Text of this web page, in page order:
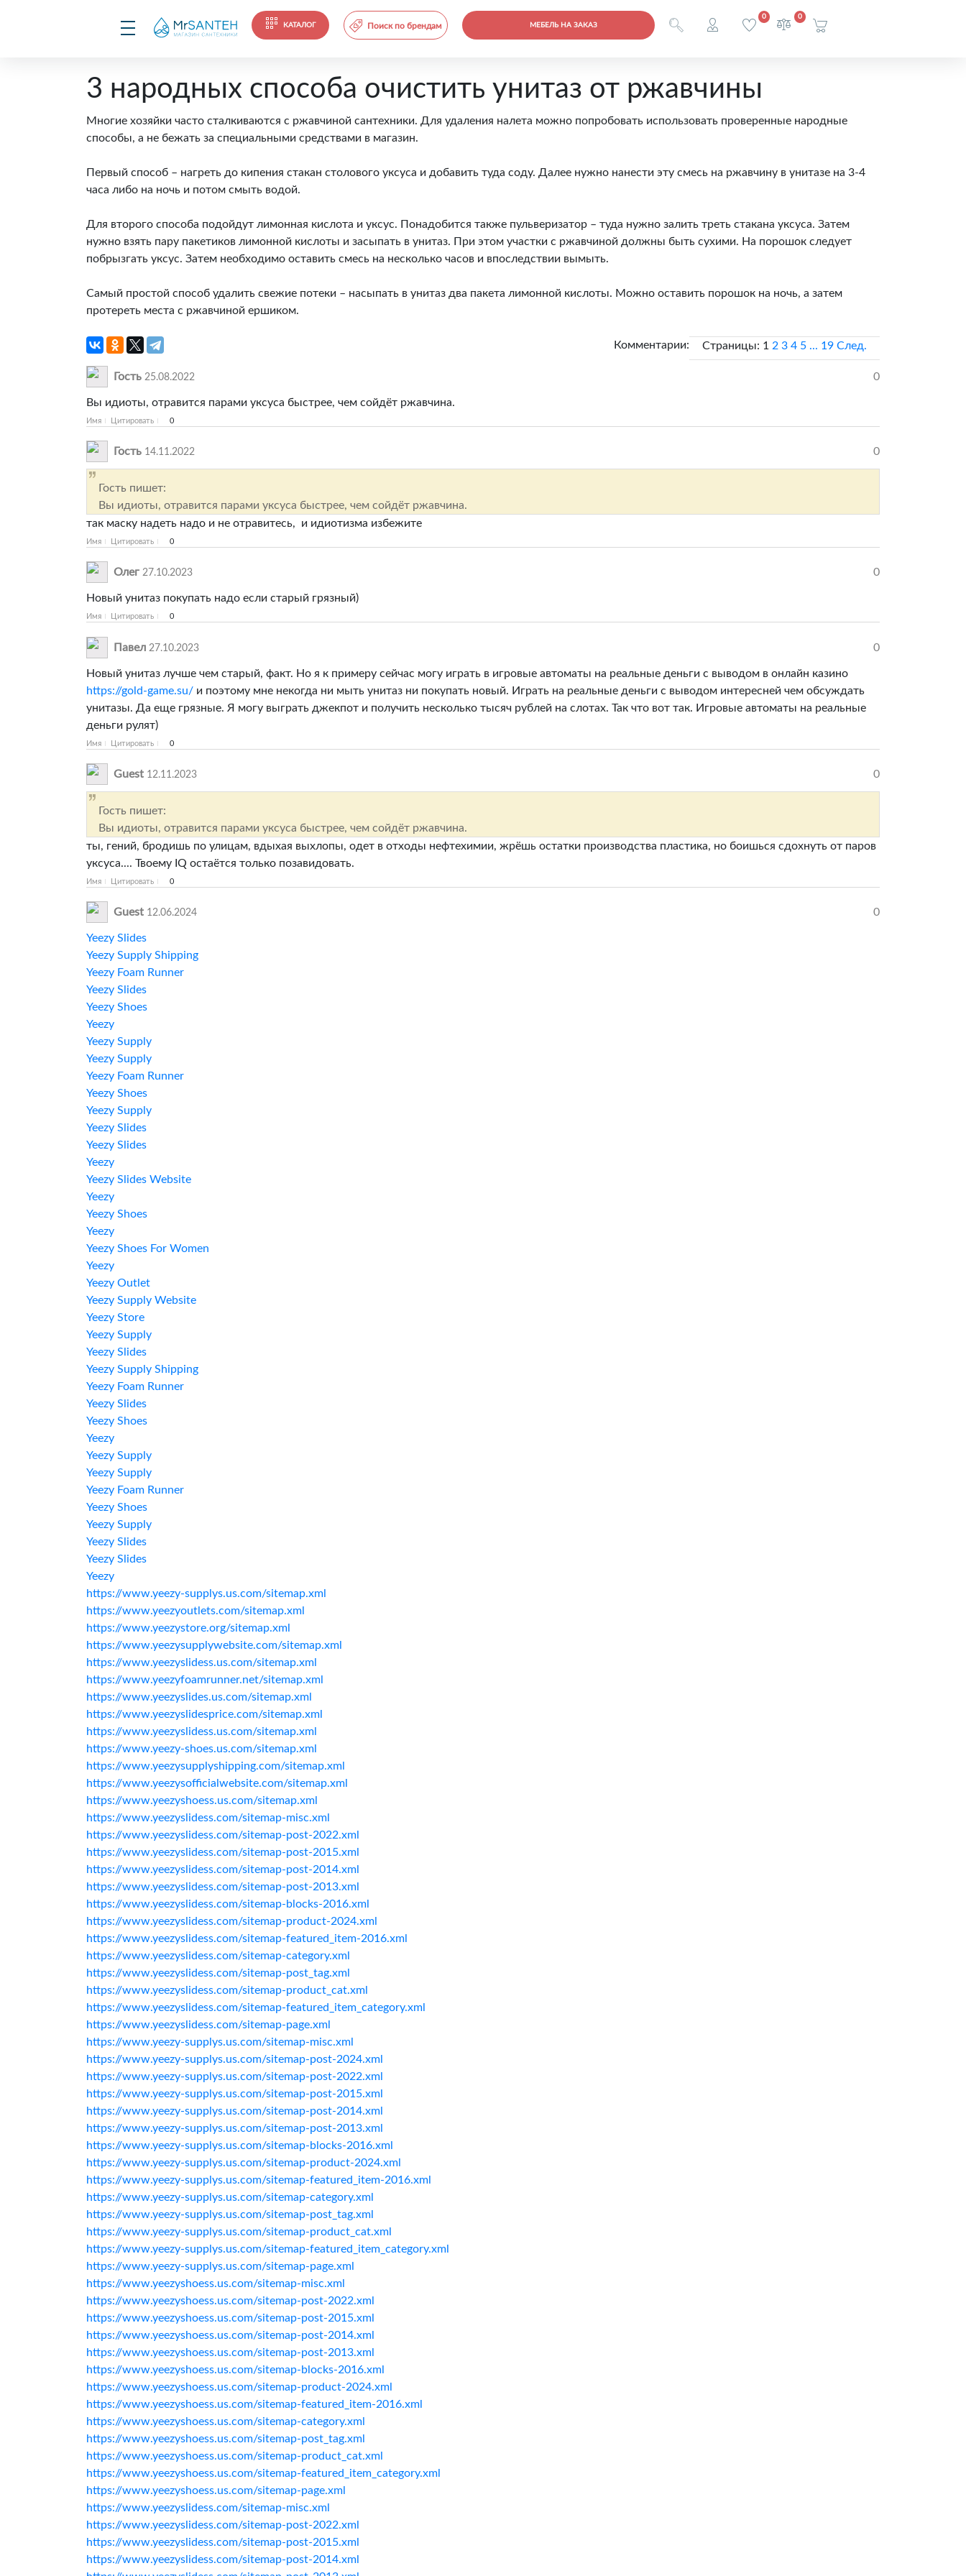
КАТАЛОГ Поиск по брендам МЕБЕЛЬ НА ЗАКАЗ
0 0
3 народных способа очистить унитаз от ржавчины
Многие хозяйки часто сталкиваются с ржавчиной сантехники. Для удаления налета можно попробовать использовать проверенные народные
способы, а не бежать за специальными средствами в магазин.
Первый способ – нагреть до кипения стакан столового уксуса и добавить туда соду. Далее нужно нанести эту смесь на ржавчину в унитазе на 3-4
часа либо на ночь и потом смыть водой.
Для второго способа подойдут лимонная кислота и уксус. Понадобится также пульверизатор – туда нужно залить треть стакана уксуса. Затем
нужно взять пару пакетиков лимонной кислоты и засыпать в унитаз. При этом участки с ржавчиной должны быть сухими. На порошок следует
побрызгать уксус. Затем необходимо оставить смесь на несколько часов и впоследствии вымыть.
Самый простой способ удалить свежие потеки – насыпать в унитаз два пакета лимонной кислоты. Можно оставить порошок на ночь, а затем
протереть места с ржавчиной ершиком.
Комментарии: Страницы: 1 2 3 4 5 ... 19 След.
0
Гость 25.08.2022
Вы идиоты, отравится парами уксуса быстрее, чем сойдёт ржавчина.
Имя Цитировать 0
0
Гость 14.11.2022
Гость пишет:
Вы идиоты, отравится парами уксуса быстрее, чем сойдёт ржавчина.
так маску надеть надо и не отравитесь, и идиотизма избежите
Имя Цитировать 0
0
Олег 27.10.2023
Новый унитаз покупать надо если старый грязный)
Имя Цитировать 0
0
Павел 27.10.2023
Новый унитаз лучше чем старый, факт. Но я к примеру сейчас могу играть в игровые автоматы на реальные деньги с выводом в онлайн казино
https://gold-game.su/ и поэтому мне некогда ни мыть унитаз ни покупать новый. Играть на реальные деньги с выводом интересней чем обсуждать
унитазы. Да еще грязные. Я могу выграть джекпот и получить несколько тысяч рублей на слотах. Так что вот так. Игровые автоматы на реальные
деньги рулят)
Имя Цитировать 0
0
Guest 12.11.2023
Гость пишет:
Вы идиоты, отравится парами уксуса быстрее, чем сойдёт ржавчина.
ты, гений, бродишь по улицам, вдыхая выхлопы, одет в отходы нефтехимии, жрёшь остатки производства пластика, но боишься сдохнуть от паров
уксуса.... Твоему IQ остаётся только позавидовать.
Имя Цитировать 0
0
Guest 12.06.2024
Yeezy Slides
Yeezy Supply Shipping
Yeezy Foam Runner
Yeezy Slides
Yeezy Shoes
Yeezy
Yeezy Supply
Yeezy Supply
Yeezy Foam Runner
Yeezy Shoes
Yeezy Supply
Yeezy Slides
Yeezy Slides
Yeezy
Yeezy Slides Website
Yeezy
Yeezy Shoes
Yeezy
Yeezy Shoes For Women
Yeezy
Yeezy Outlet
Yeezy Supply Website
Yeezy Store
Yeezy Supply
Yeezy Slides
Yeezy Supply Shipping
Yeezy Foam Runner
Yeezy Slides
Yeezy Shoes
Yeezy
Yeezy Supply
Yeezy Supply
Yeezy Foam Runner
Yeezy Shoes
Yeezy Supply
Yeezy Slides
Yeezy Slides
Yeezy
https://www.yeezy-supplys.us.com/sitemap.xml
https://www.yeezyoutlets.com/sitemap.xml
https://www.yeezystore.org/sitemap.xml
https://www.yeezysupplywebsite.com/sitemap.xml
https://www.yeezyslidess.us.com/sitemap.xml
https://www.yeezyfoamrunner.net/sitemap.xml
https://www.yeezyslides.us.com/sitemap.xml
https://www.yeezyslidesprice.com/sitemap.xml
https://www.yeezyslidess.us.com/sitemap.xml
https://www.yeezy-shoes.us.com/sitemap.xml
https://www.yeezysupplyshipping.com/sitemap.xml
https://www.yeezysofficialwebsite.com/sitemap.xml
https://www.yeezyshoess.us.com/sitemap.xml
https://www.yeezyslidess.com/sitemap-misc.xml
https://www.yeezyslidess.com/sitemap-post-2022.xml
https://www.yeezyslidess.com/sitemap-post-2015.xml
https://www.yeezyslidess.com/sitemap-post-2014.xml
https://www.yeezyslidess.com/sitemap-post-2013.xml
https://www.yeezyslidess.com/sitemap-blocks-2016.xml
https://www.yeezyslidess.com/sitemap-product-2024.xml
https://www.yeezyslidess.com/sitemap-featured_item-2016.xml
https://www.yeezyslidess.com/sitemap-category.xml
https://www.yeezyslidess.com/sitemap-post_tag.xml
https://www.yeezyslidess.com/sitemap-product_cat.xml
https://www.yeezyslidess.com/sitemap-featured_item_category.xml
https://www.yeezyslidess.com/sitemap-page.xml
https://www.yeezy-supplys.us.com/sitemap-misc.xml
https://www.yeezy-supplys.us.com/sitemap-post-2024.xml
https://www.yeezy-supplys.us.com/sitemap-post-2022.xml
https://www.yeezy-supplys.us.com/sitemap-post-2015.xml
https://www.yeezy-supplys.us.com/sitemap-post-2014.xml
https://www.yeezy-supplys.us.com/sitemap-post-2013.xml
https://www.yeezy-supplys.us.com/sitemap-blocks-2016.xml
https://www.yeezy-supplys.us.com/sitemap-product-2024.xml
https://www.yeezy-supplys.us.com/sitemap-featured_item-2016.xml
https://www.yeezy-supplys.us.com/sitemap-category.xml
https://www.yeezy-supplys.us.com/sitemap-post_tag.xml
https://www.yeezy-supplys.us.com/sitemap-product_cat.xml
https://www.yeezy-supplys.us.com/sitemap-featured_item_category.xml
https://www.yeezy-supplys.us.com/sitemap-page.xml
https://www.yeezyshoess.us.com/sitemap-misc.xml
https://www.yeezyshoess.us.com/sitemap-post-2022.xml
https://www.yeezyshoess.us.com/sitemap-post-2015.xml
https://www.yeezyshoess.us.com/sitemap-post-2014.xml
https://www.yeezyshoess.us.com/sitemap-post-2013.xml
https://www.yeezyshoess.us.com/sitemap-blocks-2016.xml
https://www.yeezyshoess.us.com/sitemap-product-2024.xml
https://www.yeezyshoess.us.com/sitemap-featured_item-2016.xml
https://www.yeezyshoess.us.com/sitemap-category.xml
https://www.yeezyshoess.us.com/sitemap-post_tag.xml
https://www.yeezyshoess.us.com/sitemap-product_cat.xml
https://www.yeezyshoess.us.com/sitemap-featured_item_category.xml
https://www.yeezyshoess.us.com/sitemap-page.xml
https://www.yeezyslidess.com/sitemap-misc.xml
https://www.yeezyslidess.com/sitemap-post-2022.xml
https://www.yeezyslidess.com/sitemap-post-2015.xml
https://www.yeezyslidess.com/sitemap-post-2014.xml